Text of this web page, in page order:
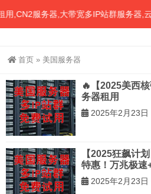
,CN2服务器,大带宽多IP站群服务器,
首页 » 美国服务器
🔥【2025美西
务器租用
2025年2月23日
【2025狂飙计
特惠！万兆极速
60%+！秒杀全
播首选！
2025年2月23